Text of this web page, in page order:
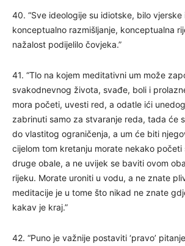
40. “Sve ideologije su idiotske, bilo
konceptualno razmišljanje, konceptualna
nažalost podijelilo čovjeka.”
41. “Tlo na kojem meditativni um može
svakodnevnog života, svađe, boli i
mora početi, uvesti red, a odatle ići
zabrinuti samo za stvaranje reda, tada će
do vlastitog ograničenja, a um će biti
cijelom tom kretanju morate nekako
druge obale, a ne uvijek se baviti ovom
rijeku. Morate uroniti u vodu, a ne znate
meditacije je u tome što nikad ne znate
kakav je kraj.”
42. “Puno je važnije postaviti ‘pravo’